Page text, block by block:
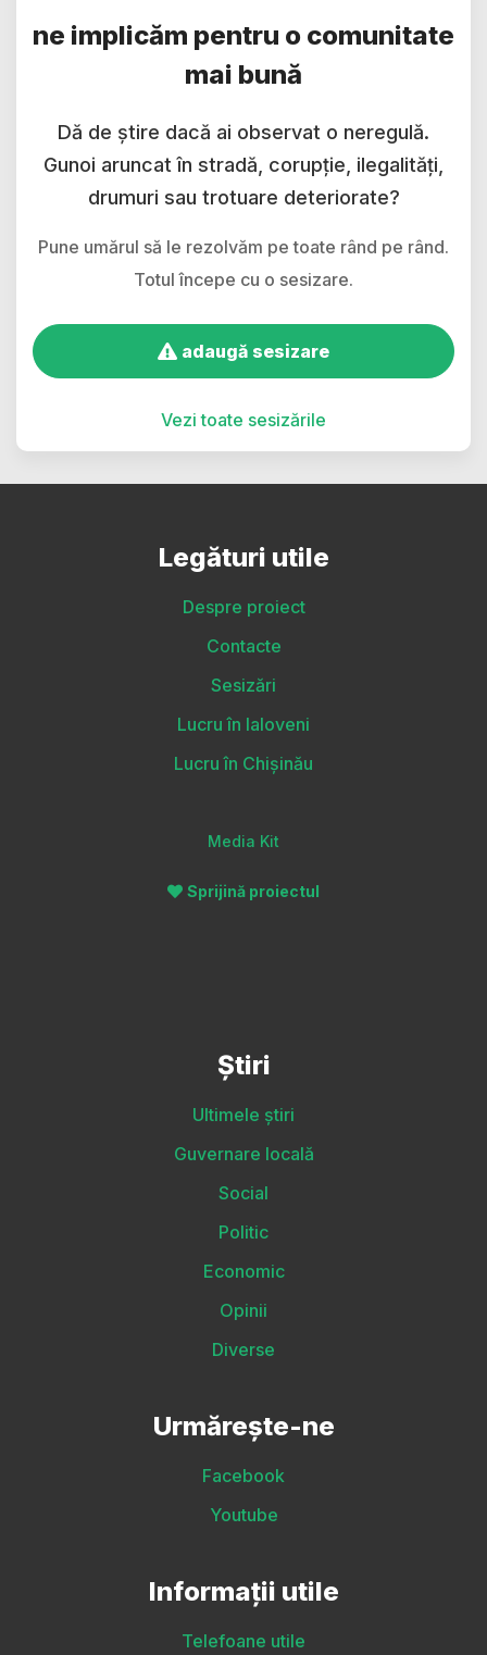
ne implicăm pentru o comunitate
mai bună
Dă de știre dacă ai observat o neregulă.
Gunoi aruncat în stradă, corupție, ilegalități,
drumuri sau trotuare deteriorate?
Pune umărul să le rezolvăm pe toate rând pe rând.
Totul începe cu o sesizare.
adaugă sesizare
Vezi toate sesizările
Legături utile
Despre proiect
Contacte
Sesizări
Lucru în Ialoveni
Lucru în Chișinău
Media Kit
Sprijină proiectul
Știri
Ultimele știri
Guvernare locală
Social
Politic
Economic
Opinii
Diverse
Urmărește-ne
Facebook
Youtube
Informații utile
Telefoane utile